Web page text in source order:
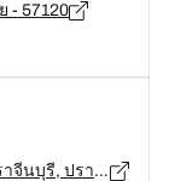
- 57120
386 ม.3 ต.กรอกสมบูรณ์ อำเภอศรีมหาโพธิ์, ปราจีนบุรี, ปราจีนบุรี 25140 ต.กรอกสมบูรณ์, อ.ศรีมหาโพธิ์, ปราจีนบุรี - 25140